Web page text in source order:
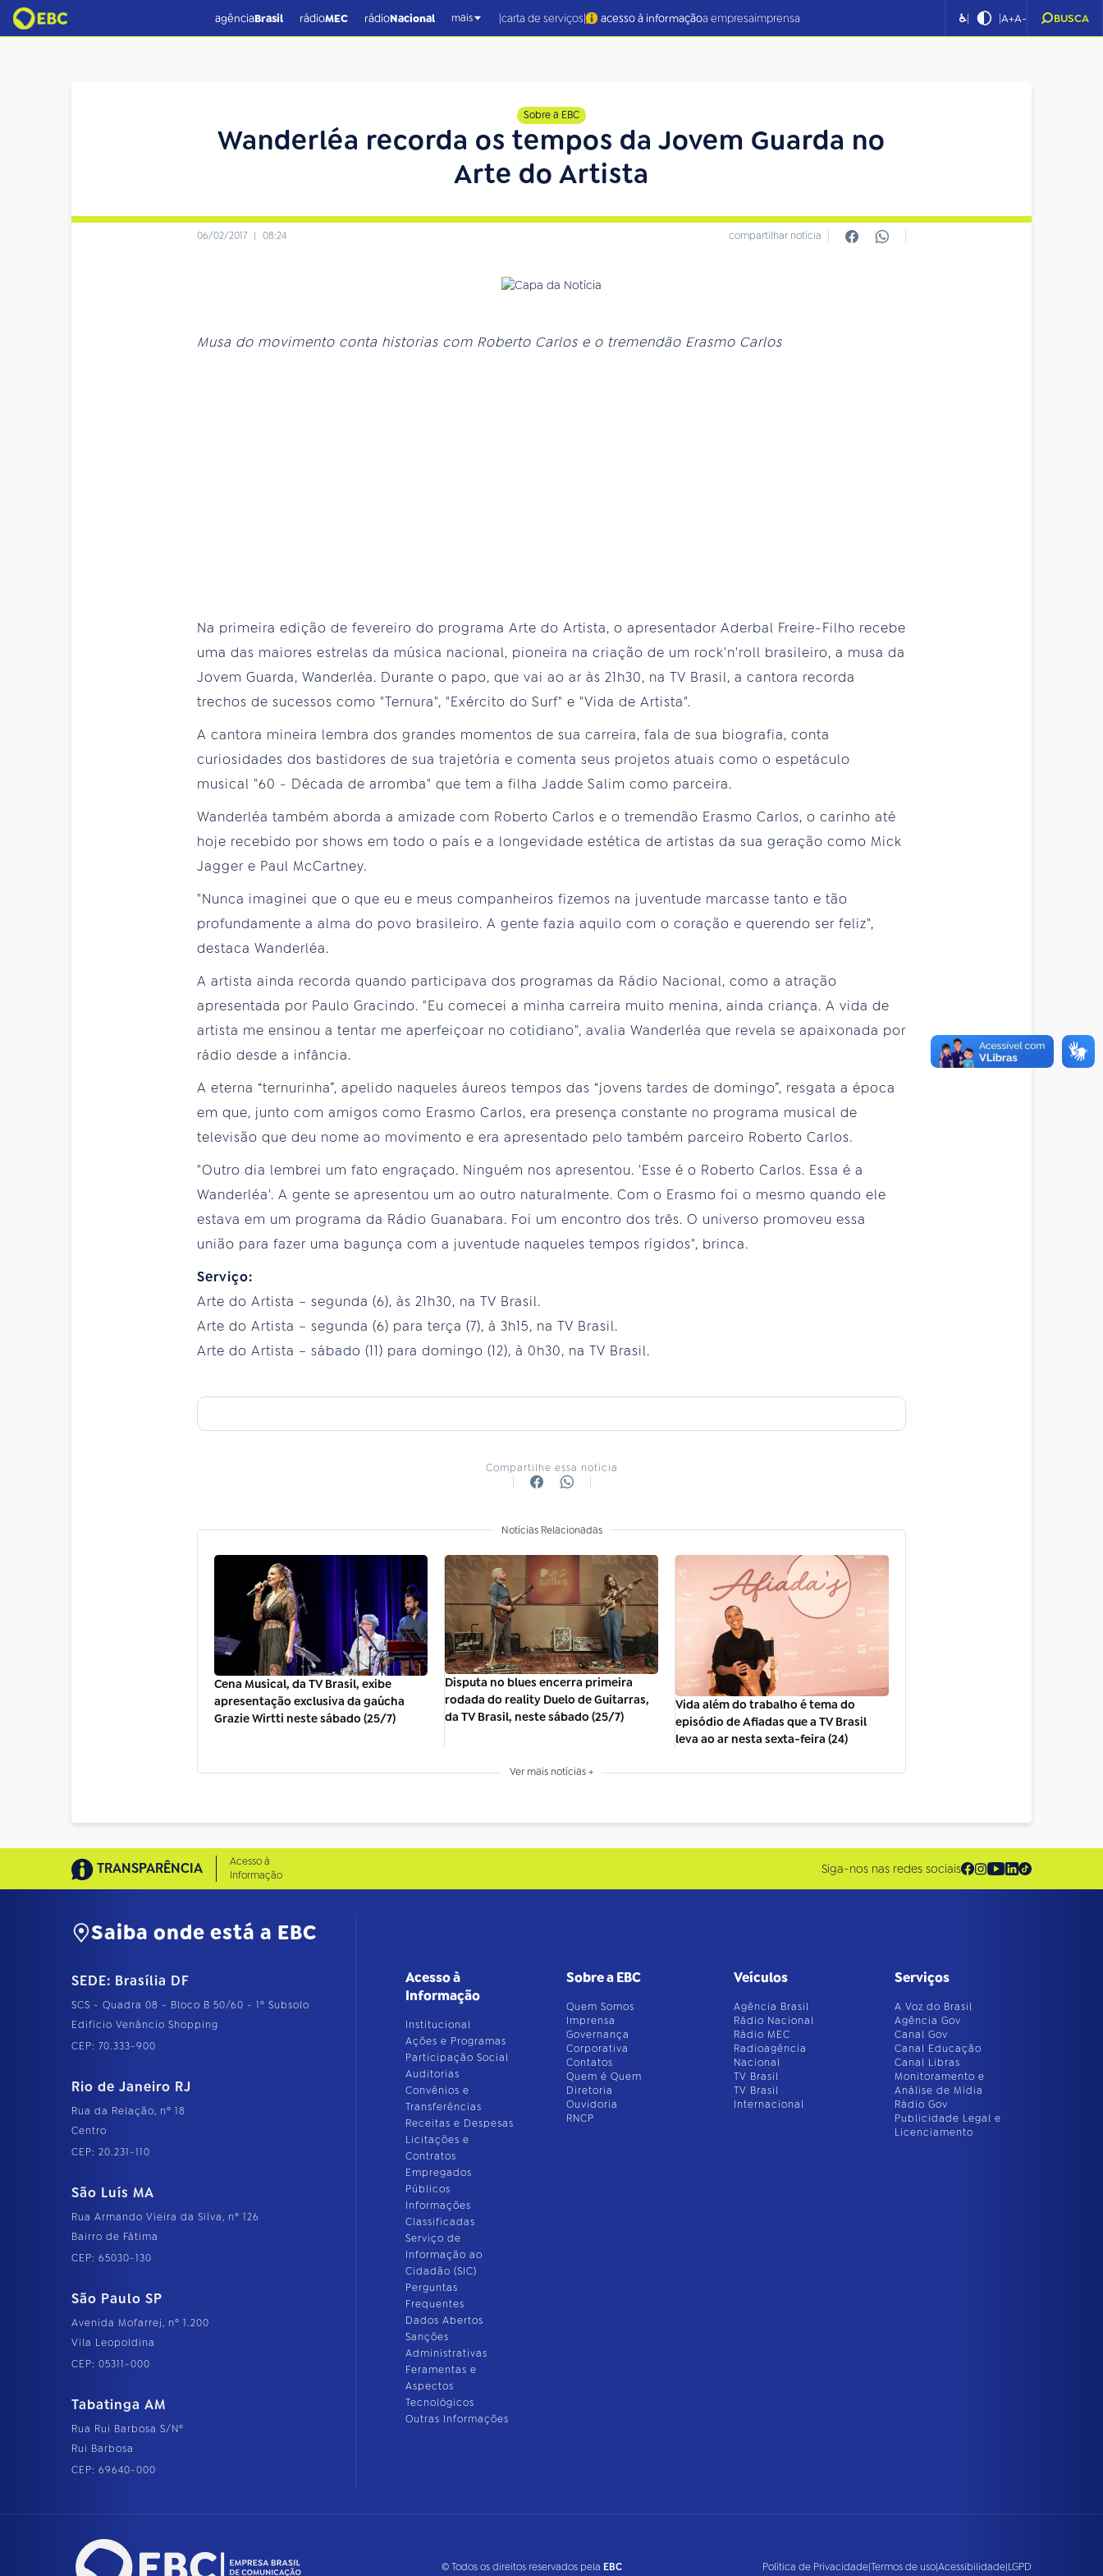
agênciaBrasil rádioMEC rádioNacional mais |carta de serviços| acesso à informaçãoa empresaimprensa ♿| |A+A- BUSCA
Sobre a EBC
Wanderléa recorda os tempos da Jovem Guarda no
Arte do Artista
06/02/2017 | 08:24 compartilhar notícia
Musa do movimento conta historias com Roberto Carlos e o tremendão Erasmo Carlos
Na primeira edição de fevereiro do programa Arte do Artista, o apresentador Aderbal Freire-Filho recebe
uma das maiores estrelas da música nacional, pioneira na criação de um rock'n'roll brasileiro, a musa da
Jovem Guarda, Wanderléa. Durante o papo, que vai ao ar às 21h30, na TV Brasil, a cantora recorda
trechos de sucessos como "Ternura", "Exército do Surf" e "Vida de Artista".
A cantora mineira lembra dos grandes momentos de sua carreira, fala de sua biografia, conta
curiosidades dos bastidores de sua trajetória e comenta seus projetos atuais como o espetáculo
musical "60 - Década de arromba" que tem a filha Jadde Salim como parceira.
Wanderléa também aborda a amizade com Roberto Carlos e o tremendão Erasmo Carlos, o carinho até
hoje recebido por shows em todo o país e a longevidade estética de artistas da sua geração como Mick
Jagger e Paul McCartney.
"Nunca imaginei que o que eu e meus companheiros fizemos na juventude marcasse tanto e tão
profundamente a alma do povo brasileiro. A gente fazia aquilo com o coração e querendo ser feliz",
destaca Wanderléa.
A artista ainda recorda quando participava dos programas da Rádio Nacional, como a atração
apresentada por Paulo Gracindo. "Eu comecei a minha carreira muito menina, ainda criança. A vida de
artista me ensinou a tentar me aperfeiçoar no cotidiano", avalia Wanderléa que revela se apaixonada por
rádio desde a infância.
A eterna “ternurinha”, apelido naqueles áureos tempos das “jovens tardes de domingo”, resgata a época
em que, junto com amigos como Erasmo Carlos, era presença constante no programa musical de
televisão que deu nome ao movimento e era apresentado pelo também parceiro Roberto Carlos.
"Outro dia lembrei um fato engraçado. Ninguém nos apresentou. 'Esse é o Roberto Carlos. Essa é a
Wanderléa'. A gente se apresentou um ao outro naturalmente. Com o Erasmo foi o mesmo quando ele
estava em um programa da Rádio Guanabara. Foi um encontro dos três. O universo promoveu essa
união para fazer uma bagunça com a juventude naqueles tempos rígidos", brinca.
Serviço:
Arte do Artista – segunda (6), às 21h30, na TV Brasil.
Arte do Artista – segunda (6) para terça (7), à 3h15, na TV Brasil.
Arte do Artista – sábado (11) para domingo (12), à 0h30, na TV Brasil.
Compartilhe essa notícia
Notícias Relacionadas
Cena Musical, da TV Brasil, exibe
apresentação exclusiva da gaúcha
Grazie Wirtti neste sábado (25/7)
Disputa no blues encerra primeira
rodada do reality Duelo de Guitarras,
da TV Brasil, neste sábado (25/7)
Vida além do trabalho é tema do
episódio de Afiadas que a TV Brasil
leva ao ar nesta sexta-feira (24)
Ver mais notícias +
TRANSPARÊNCIA
Acesso à
Informação
Siga-nos nas redes sociais
Saiba onde está a EBC
SEDE: Brasília DF
SCS - Quadra 08 - Bloco B 50/60 - 1º Subsolo
Edifício Venâncio Shopping
CEP: 70.333-900
Rio de Janeiro RJ
Rua da Relação, nº 18
Centro
CEP: 20.231-110
São Luís MA
Rua Armando Vieira da Silva, nº 126
Bairro de Fátima
CEP: 65030-130
São Paulo SP
Avenida Mofarrej, nº 1.200
Vila Leopoldina
CEP: 05311-000
Tabatinga AM
Rua Rui Barbosa S/Nº
Rui Barbosa
CEP: 69640-000
Acesso à
Informação
Institucional
Ações e Programas
Participação Social
Auditorias
Convênios e
Transferências
Receitas e Despesas
Licitações e
Contratos
Empregados
Públicos
Informações
Classificadas
Serviço de
Informação ao
Cidadão (SIC)
Perguntas
Frequentes
Dados Abertos
Sanções
Administrativas
Feramentas e
Aspectos
Tecnológicos
Outras Informações
Sobre a EBC
Quem Somos
Imprensa
Governança
Corporativa
Contatos
Quem é Quem
Diretoria
Ouvidoria
RNCP
Veículos
Agência Brasil
Rádio Nacional
Rádio MEC
Radioagência
Nacional
TV Brasil
TV Brasil
Internacional
Serviços
A Voz do Brasil
Agência Gov
Canal Gov
Canal Educação
Canal Libras
Monitoramento e
Análise de Mídia
Rádio Gov
Publicidade Legal e
Licenciamento
© Todos os direitos reservados pela EBC Política de Privacidade|Termos de uso|Acessibilidade|LGPD